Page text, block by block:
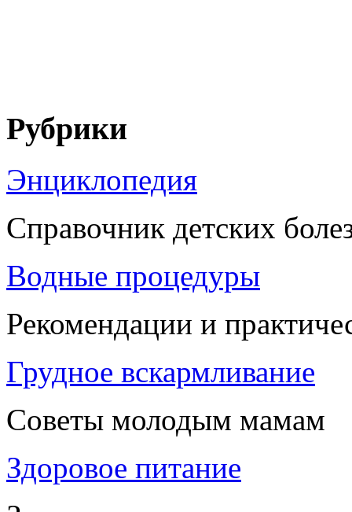
Рубрики
Энциклопедия
Справочник детских
Водные процедуры
Рекомендации и
Грудное вскармливание
Советы молодым мамам
Здоровое питание